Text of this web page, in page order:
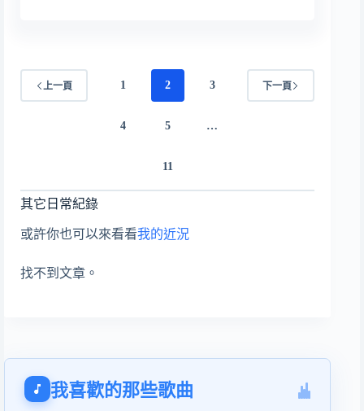
上一頁 1 2 3
4 5 …
11
下一頁
其它日常紀錄
或許你也可以來看看我的近況
找不到文章。
我喜歡的那些歌曲